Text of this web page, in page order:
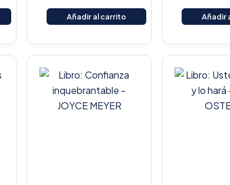
Añadir al carrito Añadir